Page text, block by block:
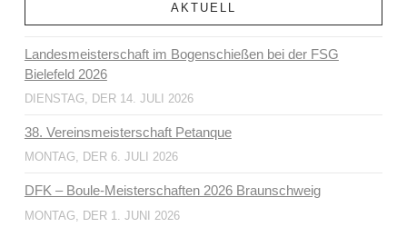
AKTUELL
Landesmeisterschaft im Bogenschießen bei der FSG
Bielefeld 2026
DIENSTAG, DER 14. JULI 2026
38. Vereinsmeisterschaft Petanque
MONTAG, DER 6. JULI 2026
DFK – Boule-Meisterschaften 2026 Braunschweig
MONTAG, DER 1. JUNI 2026